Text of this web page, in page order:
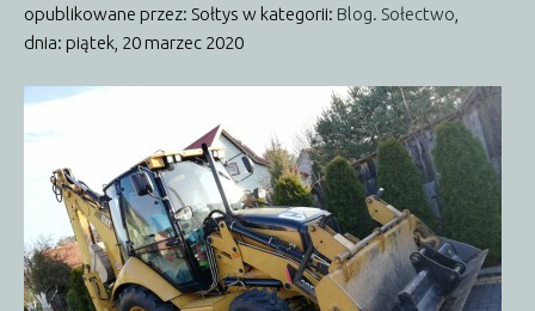
Wieści Gminne
Śmieci
Podatki
Galeria
Proboszcz
Przydatne strony
Autobusy
SP w Obierwi
Sąsiednie gminy
Lelis
opublikowane przez: Sołtys w kategorii: Blog. Sołectwo
dnia: piątek, 20 marzec 2020